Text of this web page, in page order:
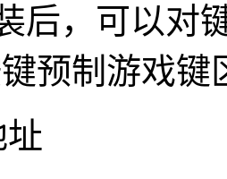
后，可以对
预制游戏键